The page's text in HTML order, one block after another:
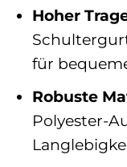
Hoher
für
Robuste
Polyester-